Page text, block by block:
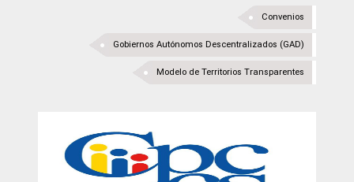
Convenios
Gobiernos Autónomos Descentralizados (GAD)
Modelo de Territorios Transparentes